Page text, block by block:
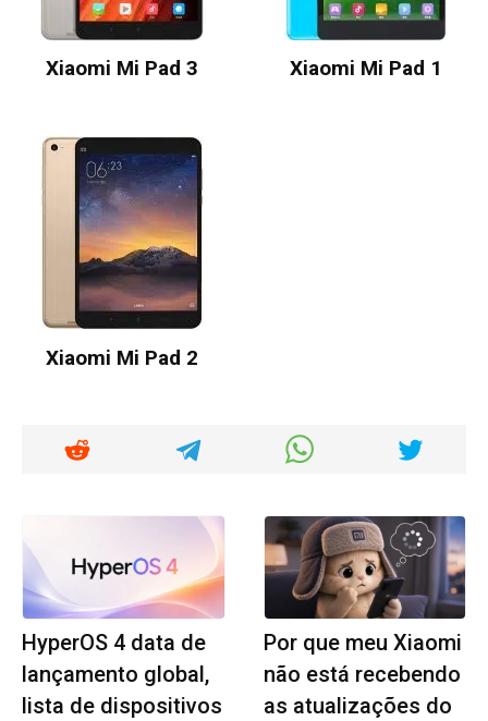
Xiaomi Mi Pad 3 Xiaomi Mi Pad 1
Xiaomi Mi Pad 2
HyperOS 4 data de
lançamento global,
lista de dispositivos
Por que meu Xiaomi
não está recebendo
as atualizações do